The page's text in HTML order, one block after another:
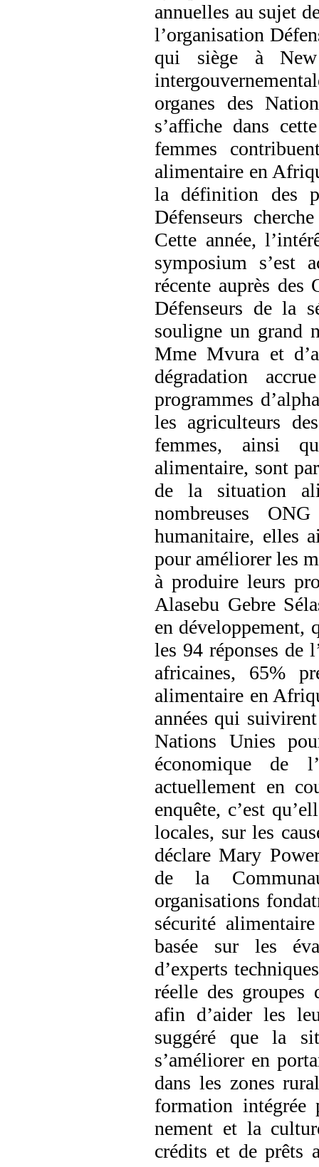
annuelles au sujet
l’organisation
qui siège à New
organes des
s’affiche dans
femmes
alimentaire en
la définition des
Défenseurs
Cette année,
symposium s’est
récente auprès
Défenseurs de la
souligne un grand
Mme Mvura et
dégradation
programmes
les agriculteurs
femmes, ainsi
alimentaire, sont
de la situation
nombreuses
humanitaire, elles
pour améliorer les
à produire leurs
Alasebu Gebre
en dévelop­pement,
les 94 réponses de
africaines, 65%
alimentaire en
années qui
Nations Unies
économique de
actuellement en
enquête, c’est
locales, sur les
déclare Mary
de la
organisations
sécurité
basée sur les
d’experts
réelle des
afin d’aider les
suggéré que la
s’améliorer en
dans les zones
formation
nement et la
crédits et de prêts